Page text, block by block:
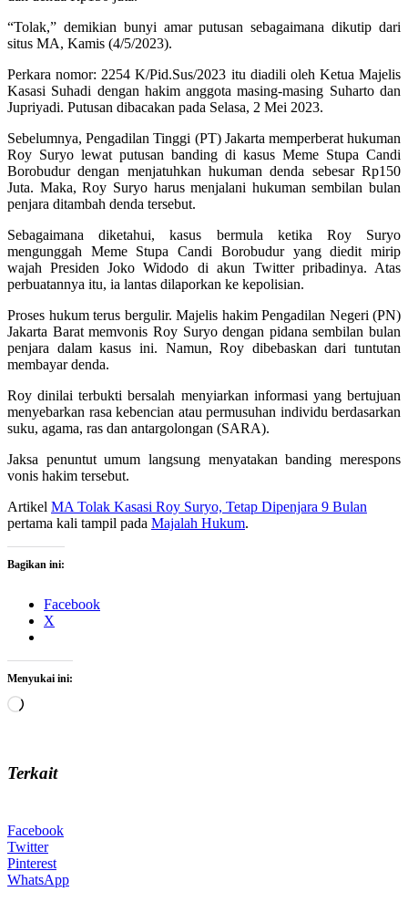
“Tolak,” demikian bunyi amar putusan sebagaimana dikutip dari
situs MA, Kamis (4/5/2023).
Perkara nomor: 2254 K/Pid.Sus/2023 itu diadili oleh Ketua Majelis
Kasasi Suhadi dengan hakim anggota masing-masing Suharto dan
Jupriyadi. Putusan dibacakan pada Selasa, 2 Mei 2023.
Sebelumnya, Pengadilan Tinggi (PT) Jakarta memperberat hukuman
Roy Suryo lewat putusan banding di kasus Meme Stupa Candi
Borobudur dengan menjatuhkan hukuman denda sebesar Rp150
Juta. Maka, Roy Suryo harus menjalani hukuman sembilan bulan
penjara ditambah denda tersebut.
Sebagaimana diketahui, kasus bermula ketika Roy Suryo
mengunggah Meme Stupa Candi Borobudur yang diedit mirip
wajah Presiden Joko Widodo di akun Twitter pribadinya. Atas
perbuatannya itu, ia lantas dilaporkan ke kepolisian.
Proses hukum terus bergulir. Majelis hakim Pengadilan Negeri (PN)
Jakarta Barat memvonis Roy Suryo dengan pidana sembilan bulan
penjara dalam kasus ini. Namun, Roy dibebaskan dari tuntutan
membayar denda.
Roy dinilai terbukti bersalah menyiarkan informasi yang bertujuan
menyebarkan rasa kebencian atau permusuhan individu berdasarkan
suku, agama, ras dan antargolongan (SARA).
Jaksa penuntut umum langsung menyatakan banding merespons
vonis hakim tersebut.
Artikel MA Tolak Kasasi Roy Suryo, Tetap Dipenjara 9 Bulan
pertama kali tampil pada Majalah Hukum.
Bagikan ini:
Facebook
X
Menyukai ini:
Memuat...
Terkait
Facebook
Twitter
Pinterest
WhatsApp